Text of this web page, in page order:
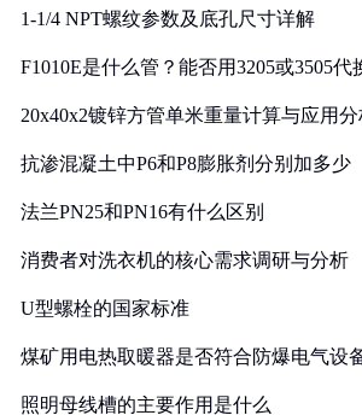
1-1/4 NPT螺纹参数及底孔尺寸详解
F1010E是什么管？能否用3205或3505代
20x40x2镀锌方管单米重量计算与应用
抗渗混凝土中P6和P8膨胀剂分别加多少
法兰PN25和PN16有什么区别
消费者对洗衣机的核心需求调研与分析
U型螺栓的国家标准
煤矿用电热取暖器是否符合防爆电气设
照明母线槽的主要作用是什么